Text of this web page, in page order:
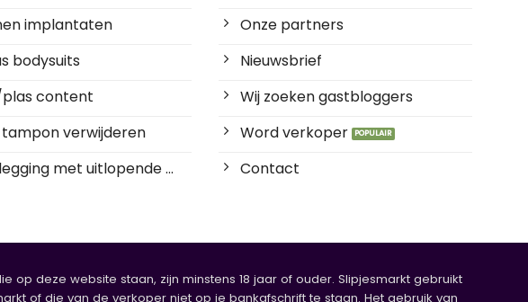
implantaten
bodysuits
content
tampon verwijderen
met uitlopende ...
Onze partners
Nieuwsbrief
Wij zoeken gastbloggers
Word verkoper
Contact
op deze website staan, zijn minstens 18 jaar of ouder. Slipjesmarkt gebruikt
of die van de verkoper niet op je bankafschrift te staan. Het gebruik van